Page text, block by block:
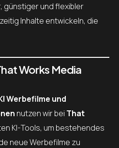
günstiger und flexibler
Inhalte entwickeln, die
Works Media
Werbefilme und
nutzen wir bei That
KI-Tools, um bestehendes
neue Werbefilme zu